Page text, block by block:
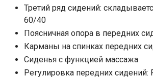
Третий ряд сидений:
60/40
Поясничная опора в передних
Карманы на спинках передних
Сиденья с функцией массажа
Регулировка передних сидений: